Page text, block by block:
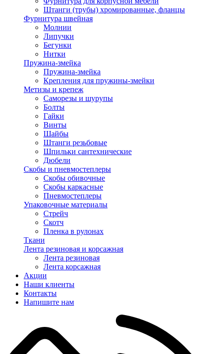
Штанги (трубы) хромированные, фланцы
Фурнитура швейная
Молнии
Липучки
Бегунки
Нитки
Пружина-змейка
Пружина-змейка
Крепления для пружины-змейки
Метизы и крепеж
Саморезы и шурупы
Болты
Гайки
Винты
Шайбы
Штанги резьбовые
Шпильки сантехнические
Дюбели
Скобы и пневмостеплеры
Скобы обивочные
Скобы каркасные
Пневмостеплеры
Упаковочные материалы
Стрейч
Скотч
Пленка в рулонах
Ткани
Лента резиновая и корсажная
Лента резиновая
Лента корсажная
Акции
Наши клиенты
Контакты
Напишите нам